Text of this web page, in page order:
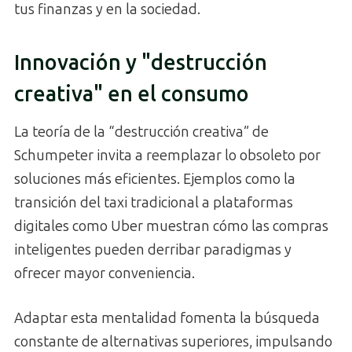
tus finanzas y en la sociedad.
Innovación y "destrucción
creativa" en el consumo
La teoría de la “destrucción creativa” de
Schumpeter invita a reemplazar lo obsoleto por
soluciones más eficientes. Ejemplos como la
transición del taxi tradicional a plataformas
digitales como Uber muestran cómo las compras
inteligentes pueden derribar paradigmas y
ofrecer mayor conveniencia.
Adaptar esta mentalidad fomenta la búsqueda
constante de alternativas superiores, impulsando